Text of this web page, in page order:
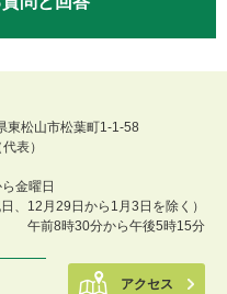
松山市松葉町1-1-58
表）
金曜日
日、12月29日から1月3日を除く）
午前8時30分から午後5時15分
アクセス